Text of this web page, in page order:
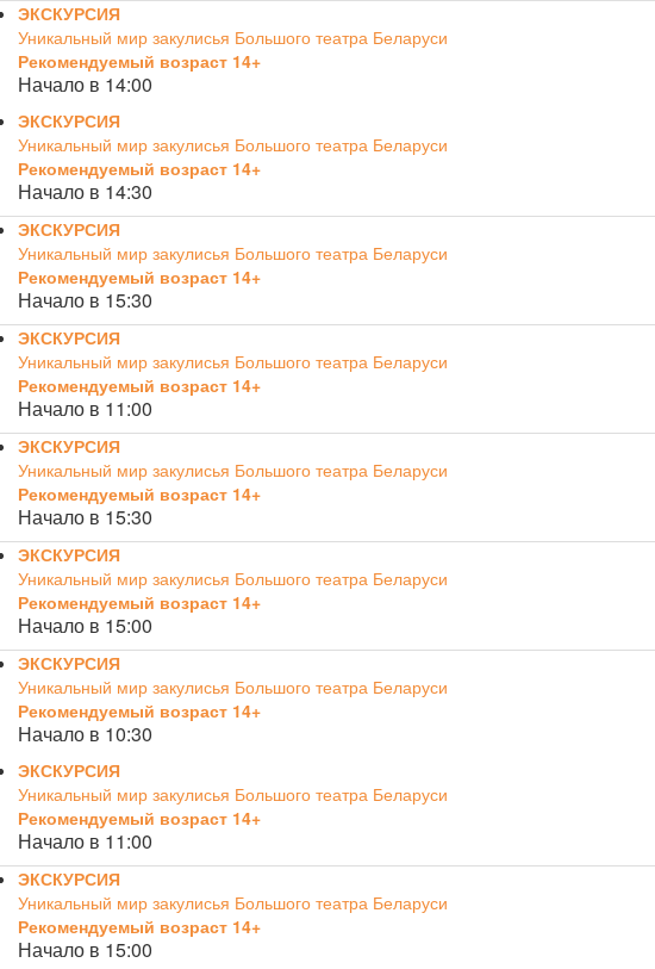
ЭКСКУРСИЯ
Уникальный мир закулисья Большого театра Беларуси
Рекомендуемый возраст 14+
Начало в 14:00
ЭКСКУРСИЯ
Уникальный мир закулисья Большого театра Беларуси
Рекомендуемый возраст 14+
Начало в 14:30
ЭКСКУРСИЯ
Уникальный мир закулисья Большого театра Беларуси
Рекомендуемый возраст 14+
Начало в 15:30
ЭКСКУРСИЯ
Уникальный мир закулисья Большого театра Беларуси
Рекомендуемый возраст 14+
Начало в 11:00
ЭКСКУРСИЯ
Уникальный мир закулисья Большого театра Беларуси
Рекомендуемый возраст 14+
Начало в 15:30
ЭКСКУРСИЯ
Уникальный мир закулисья Большого театра Беларуси
Рекомендуемый возраст 14+
Начало в 15:00
ЭКСКУРСИЯ
Уникальный мир закулисья Большого театра Беларуси
Рекомендуемый возраст 14+
Начало в 10:30
ЭКСКУРСИЯ
Уникальный мир закулисья Большого театра Беларуси
Рекомендуемый возраст 14+
Начало в 11:00
ЭКСКУРСИЯ
Уникальный мир закулисья Большого театра Беларуси
Рекомендуемый возраст 14+
Начало в 15:00